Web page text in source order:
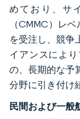
めており、サ
（CMMC）レ
を受注し、競争
イアンスによ
の、長期的な予
分野に引き付け
民間および一般